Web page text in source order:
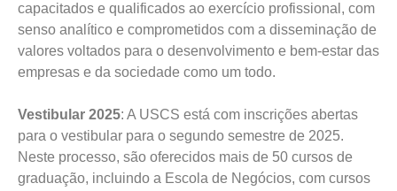
capacitados e qualificados ao exercício profissional, com
senso analítico e comprometidos com a disseminação de
valores voltados para o desenvolvimento e bem-estar das
empresas e da sociedade como um todo.
Vestibular 2025: A USCS está com inscrições abertas
para o vestibular para o segundo semestre de 2025.
Neste processo, são oferecidos mais de 50 cursos de
graduação, incluindo a Escola de Negócios, com cursos